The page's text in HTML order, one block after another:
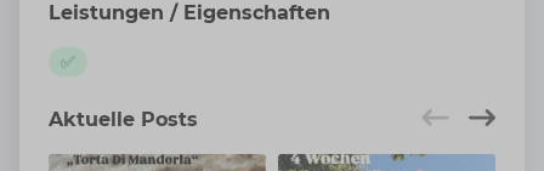
Leistungen / Eigenschaften
✅
Aktuelle Posts